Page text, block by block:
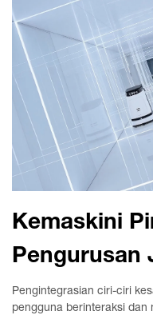
Kemaskini
Pengurusan
Pengintegrasian ciri-ciri
pengguna berinteraksi